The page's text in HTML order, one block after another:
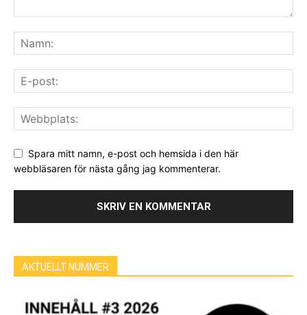
Spara mitt namn, e-post och hemsida i den här
webbläsaren för nästa gång jag kommenterar.
AKTUELLT NUMMER